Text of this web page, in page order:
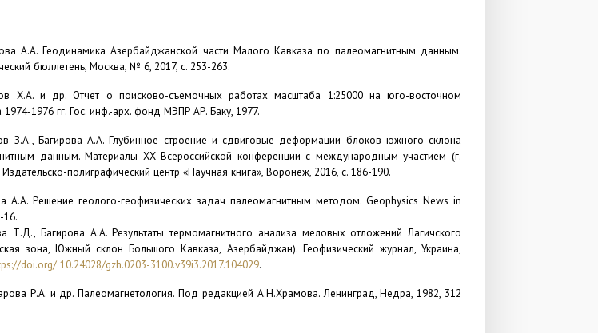
А.А. Геодинамика Азербайджанской части Малого Кавказа по палеомагнитным данным.
бюллетень, Москва, № 6, 2017, с. 253-263.
Х.А. и др. Отчет о поисково-съемочных работах масштаба 1:25000 на юго-восточном
1976 гг. Гос. инф.-арх. фонд МЭПР АР. Баку, 1977.
З.А., Багирова А.А. Глубинное строение и сдвиговые деформации блоков южного склона
данным. Материалы XX Всероссийской конференции с международным участием (г.
полиграфический центр «Научная книга», Воронеж, 2016, с. 186-190.
А.А. Решение геолого-геофизических задач палеомагнитным методом. Geophysics News in
16.
Т.Д., Багирова А.А. Результаты термомагнитного анализа меловых отложений Лагичского
зона, Южный склон Большого Кавказа, Азербайджан). Геофизический журнал, Украина,
://doi.org/ 10.24028/gzh.0203-3100.v39i3.2017.104029.
Р.А. и др. Палеомагнетология. Под редакцией А.Н.Храмова. Ленинград, Недра, 1982, 312